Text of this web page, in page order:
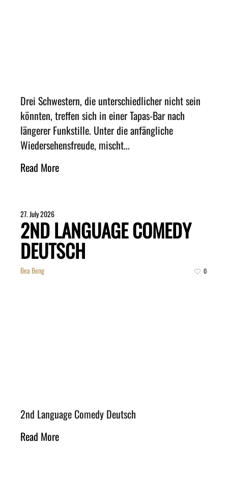
Drei Schwestern, die unterschiedlicher nicht sein
könnten, treffen sich in einer Tapas-Bar nach
längerer Funkstille. Unter die anfängliche
Wiedersehensfreude, mischt...
Read More
27. July 2026
2ND LANGUAGE COMEDY
DEUTSCH
Bea Beng 0
2nd Language Comedy Deutsch
Read More